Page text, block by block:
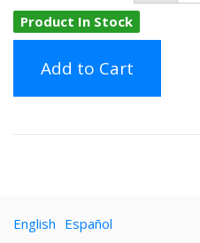
Product In Stock
Add to Cart
English Español